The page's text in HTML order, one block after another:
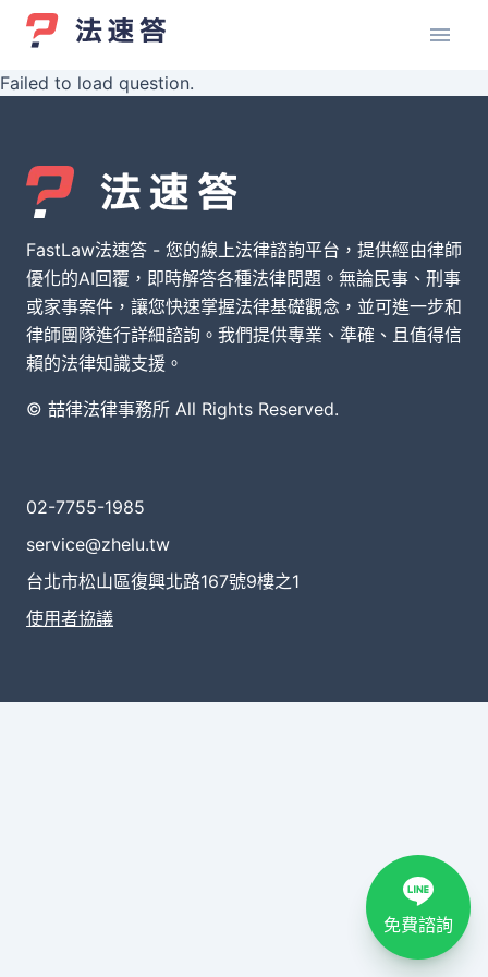
Failed to load question.
FastLaw法速答 - 您的線上法律諮詢平台，提供經由律師
優化的AI回覆，即時解答各種法律問題。無論民事、刑事
或家事案件，讓您快速掌握法律基礎觀念，並可進一步和
律師團隊進行詳細諮詢。我們提供專業、準確、且值得信
賴的法律知識支援。
© 喆律法律事務所 All Rights Reserved.
02-7755-1985
service@zhelu.tw
台北市松山區復興北路167號9樓之1
使用者協議
免費諮詢